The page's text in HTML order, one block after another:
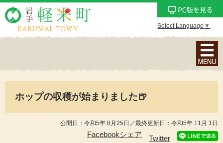
Select Language ▼
ナ
ビ
ン
メ
ホップの収穫が始まりました🍺
公開日：令和5年 8月25日／最終更新日：令和5年 11月 1日
Facebookシェア Twitter